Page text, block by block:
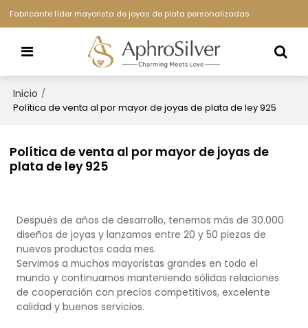
Fabricante líder mayorista de joyas de plata personalizadas
Inicio /
Política de venta al por mayor de joyas de plata de ley 925
Política de venta al por mayor de joyas de
plata de ley 925
Después de años de desarrollo, tenemos más de 30.000
diseños de joyas y lanzamos entre 20 y 50 piezas de
nuevos productos cada mes.
Servimos a muchos mayoristas grandes en todo el
mundo y continuamos manteniendo sólidas relaciones
de cooperación con precios competitivos, excelente
calidad y buenos servicios.